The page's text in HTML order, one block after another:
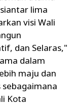
lima
visi Wali
dan Selaras,"
dalam
maju dan
Kota